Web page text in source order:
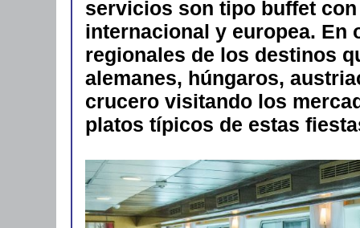
servicios son tipo buffet
internacional y europea. En
regionales de los destinos
alemanes, húngaros,
crucero visitando los
platos típicos de estas